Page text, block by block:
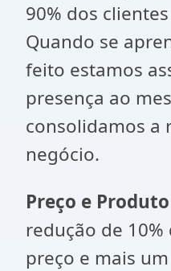
90% dos
Quando se
feito estamos
presença ao
consolidamos a
negócio.
Preço e Produto
redução de
preço e mais